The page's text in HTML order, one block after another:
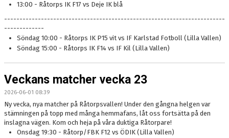
13:00 - Råtorps IK F17 vs Deje IK blå
------------------------------------------------------------------------
-------------
Söndag 10:00 - Råtorps IK P15 vit vs IF Karlstad Fotboll (Lilla Vallen)
Söndag 15:00 - Råtorps IK F14 vs IF Kil (Lilla Vallen)
Veckans matcher vecka 23
2026-06-01 08:39
Ny vecka, nya matcher på Råtorpsvallen! Under den gångna helgen var
stämningen på topp med många hemmafans, låt oss fortsätta på den
inslagna vägen. Kom och heja på våra duktiga Råtorpare!
Onsdag 19:30 - Råtorp/FBK F12 vs ÖDIK (Lilla Vallen)